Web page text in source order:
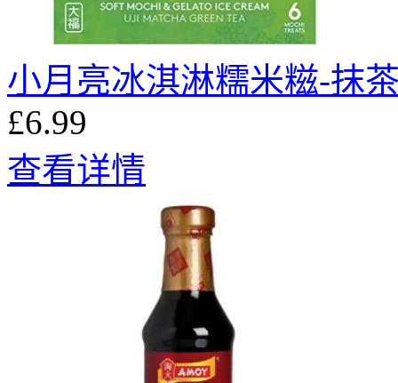
小月亮冰淇淋糯米糍-抹
£6.99
查看详情